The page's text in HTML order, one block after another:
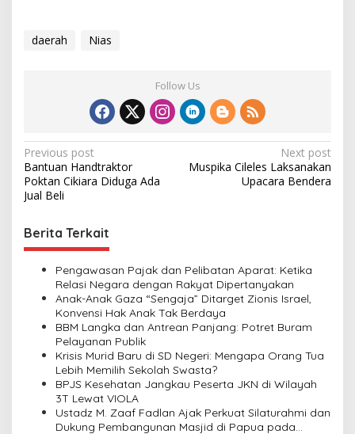
daerah Nias
Follow Us
P
o
s
t
n
Previous post
Bantuan Handtraktor
Poktan Cikiara Diduga Ada
Jual Beli
Next post
Muspika Cileles Laksanakan
Upacara Bendera
Berita Terkait
Pengawasan Pajak dan Pelibatan Aparat: Ketika
Relasi Negara dengan Rakyat Dipertanyakan
Anak-Anak Gaza “Sengaja” Ditarget Zionis Israel,
Konvensi Hak Anak Tak Berdaya
BBM Langka dan Antrean Panjang: Potret Buram
Pelayanan Publik
Krisis Murid Baru di SD Negeri: Mengapa Orang Tua
Lebih Memilih Sekolah Swasta?
BPJS Kesehatan Jangkau Peserta JKN di Wilayah
3T Lewat VIOLA
Ustadz M. Zaaf Fadlan Ajak Perkuat Silaturahmi dan
Dukung Pembangunan Masjid di Papua pada